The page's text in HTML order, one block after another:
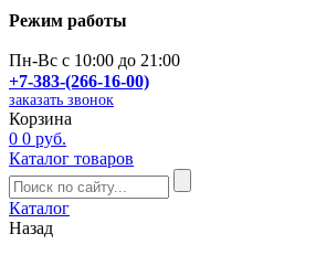
Режим работы
Пн-Вс с 10:00 до 21:00
+7-383-(266-16-00)
заказать звонок
Корзина
0 0 руб.
Каталог товаров
Каталог
Назад